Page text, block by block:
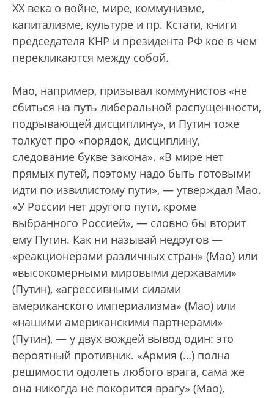
ХХ века о войне, мире, коммунизме,
капитализме, культуре и пр. Кстати, книги
председателя КНР и президента РФ кое в чем
перекликаются между собой.
Мао, например, призывал коммунистов «не
сбиться на путь либеральной распущенности,
подрывающей дисциплину», и Путин тоже
толкует про «порядок, дисциплину,
следование букве закона». «В мире нет
прямых путей, поэтому надо быть готовыми
идти по извилистому пути», — утверждал Мао.
«У России нет другого пути, кроме
выбранного Россией», — словно бы вторит
ему Путин. Как ни называй недругов —
«реакционерами различных стран» (Мао) или
«высокомерными мировыми державами»
(Путин), «агрессивными силами
американского империализма» (Мао) или
«нашими американскими партнерами»
(Путин), — у двух вождей вывод один: это
вероятный противник. «Армия (…) полна
решимости одолеть любого врага, сама же
она никогда не покорится врагу» (Мао),